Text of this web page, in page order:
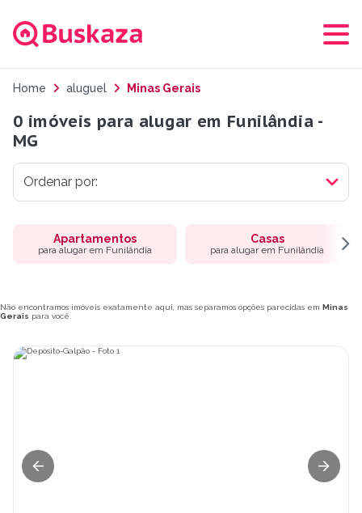
Home aluguel Minas Gerais
0 imóveis para alugar em Funilândia -
MG
Apartamentos
para alugar em Funilândia
Casas
para alugar em Funilândia
Não encontramos imóveis exatamente aqui, mas separamos opções parecidas em Minas
Gerais para você.